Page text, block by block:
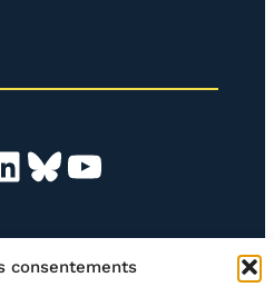
consentements
Bluesky YouTube
NEWSLETTER